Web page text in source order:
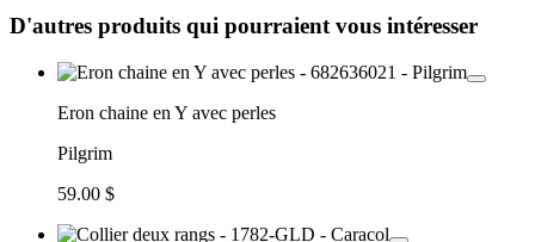
D'autres produits qui pourraient vous intéresser
Eron chaine en Y avec perles
Pilgrim
59.00 $